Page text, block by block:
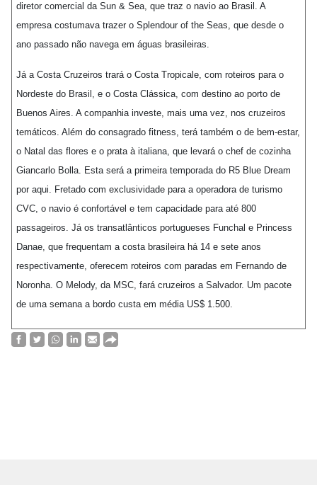
diretor comercial da Sun & Sea, que traz o navio ao Brasil. A
empresa costumava trazer o Splendour of the Seas, que desde o
ano passado não navega em águas brasileiras.
Já a Costa Cruzeiros trará o Costa Tropicale, com roteiros para o
Nordeste do Brasil, e o Costa Clássica, com destino ao porto de
Buenos Aires. A companhia investe, mais uma vez, nos cruzeiros
temáticos. Além do consagrado fitness, terá também o de bem-estar,
o Natal das flores e o prata à italiana, que levará o chef de cozinha
Giancarlo Bolla. Esta será a primeira temporada do R5 Blue Dream
por aqui. Fretado com exclusividade para a operadora de turismo
CVC, o navio é confortável e tem capacidade para até 800
passageiros. Já os transatlânticos portugueses Funchal e Princess
Danae, que frequentam a costa brasileira há 14 e sete anos
respectivamente, oferecem roteiros com paradas em Fernando de
Noronha. O Melody, da MSC, fará cruzeiros a Salvador. Um pacote
de uma semana a bordo custa em média US$ 1.500.